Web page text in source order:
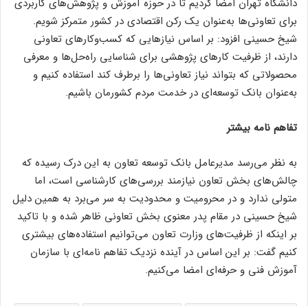
برای تعاونی‌ها به‌عنوان یک رکن اقتصادی در کشور متمرکز شویم.
شیخ حسینی افزود: بر اساس نیاز‌هایی که کسب‌وکار‌های تعاونی
دارند، از ظرفیت کار‌های پژوهشی برای شناسایی راه‌حل‌ها و معرفی
محصولاتی که بتواند نیاز تعاونی‌ها را برطرف کند استفاده کنیم و
به‌عنوان بانک توسعه‌ای در خدمت مردم کشورمان باشیم.
تفاهم نامه بیشتر
به نظر می‌رسد مدیرعامل بانک توسعه تعاون به این درک رسیده که
چالش‌های بخش تعاون نیازمند بررسی‌های کارشناسی است، اما
متولی ندارد و در محرومیت و محدودیت به سر می‌برد به همین دلیل
شیخ حسینی در مقام پدر معنوی بخش تعاونی ظاهر شده و با تاکید
بر اینکه از ظرفیت‌های وزارت تعاون می‌توانیم استفاده‌های بیشتری
کنیم گفت: بر این اساس در آینده نزدیک تفاهم نامه‌ای با سازمان
آموزش فنی و حرفه‌ای امضا می‌کنیم.